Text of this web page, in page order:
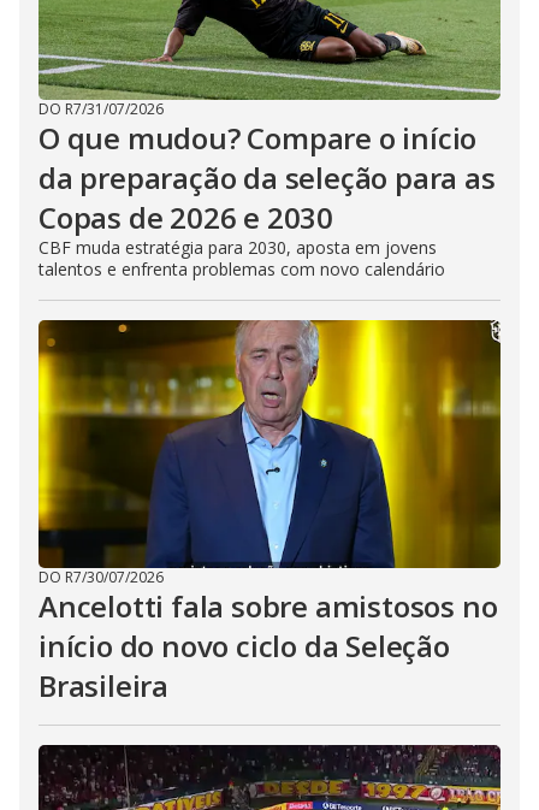
DO R7/31/07/2026
O que mudou? Compare o início
da preparação da seleção para as
Copas de 2026 e 2030
CBF muda estratégia para 2030, aposta em jovens
talentos e enfrenta problemas com novo calendário
DO R7/30/07/2026
Ancelotti fala sobre amistosos no
início do novo ciclo da Seleção
Brasileira